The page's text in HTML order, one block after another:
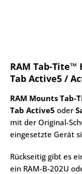
RAM Tab-
Tab Active5 /
RAM Mounts Tab-
Tab Active5 oder
mit der Original-
eingesetzte Gerät
Rückseitig gibt es
ein RAM-B-202U